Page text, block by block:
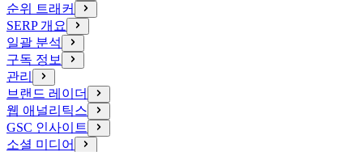
순위 트래커
SERP 개요
일괄 분석
구독 정보
관리
브랜드 레이더
웹 애널리틱스
GSC 인사이트
소셜 미디어